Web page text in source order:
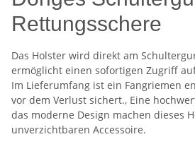
Rettungsschere
Das Holster wird direkt am
ermöglicht einen sofortigen Zugriff
Im Lieferumfang ist ein Fangriemen
vor dem Verlust sichert., Eine
das moderne Design machen dieses
unverzichtbaren Accessoire.